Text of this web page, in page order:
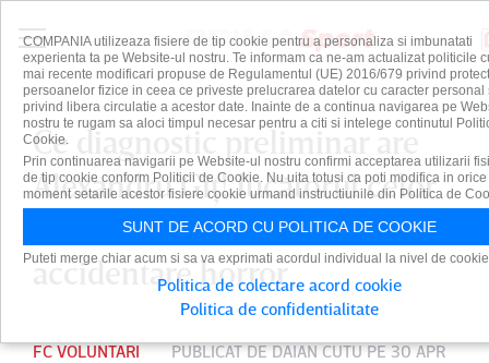
Ce diagnostic preliminar are
Alexandru Gîţ! Jucătorul celor
de la FC Voluntari a suferit o
accidentare horror
FC VOLUNTARI PUBLICAT DEDAIAN CUTUPE 30 APR
COMPANIA utilizeaza fisiere de tip cookie pentru a personaliza si imbunatati
experienta ta pe Website-ul nostru. Te informam ca ne-am actualizat politicile
mai recente modificari propuse de Regulamentul (UE) 2016/679 privind
persoanelor fizice in ceea ce priveste prelucrarea datelor cu caracter personal
privind libera circulatie a acestor date. Inainte de a continua navigarea pe
nostru te rugam sa aloci timpul necesar pentru a citi si intelege continutul
Cookie.
Prin continuarea navigarii pe Website-ul nostru confirmi acceptarea utilizarii
de tip cookie conform Politicii de Cookie. Nu uita totusi ca poti modifica in orice
moment setarile acestor fisiere cookie urmand instructiunile din Politica de
SUNT DE ACORD CU POLITICA DE COOKIE
Puteti merge chiar acum si sa va exprimati acordul individual la nivel de
Politica de colectare acord cookie
Politica de confidentialitate